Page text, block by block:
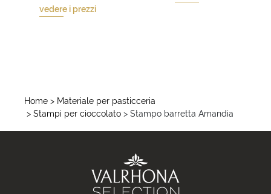
vedere i prezzi
Home > Materiale per pasticceria
> Stampi per cioccolato > Stampo barretta Amandia